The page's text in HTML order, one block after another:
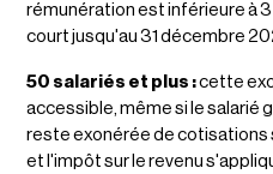
rémunération est inférieure à 3
court jusqu'au 31 décembre
50 salariés et plus :cette
accessible, même si le salarié
reste exonérée de cotisations
et l'impôt sur le revenu